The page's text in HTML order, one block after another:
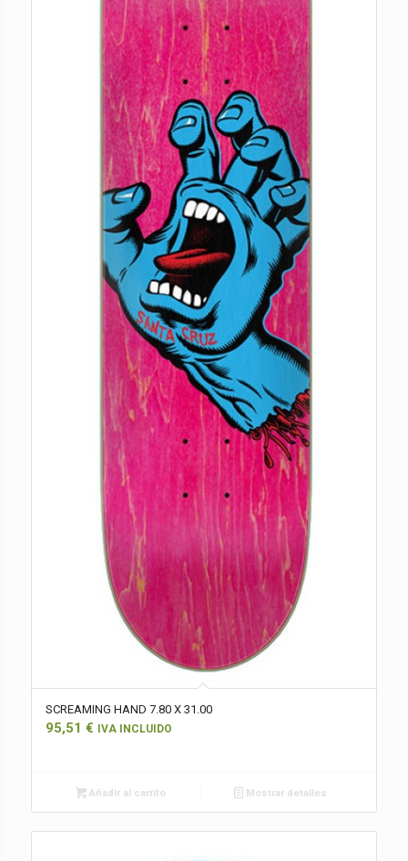
SCREAMING HAND 7.80 X 31.00
95,51 € IVA INCLUIDO
Añadir al carrito Mostrar detalles